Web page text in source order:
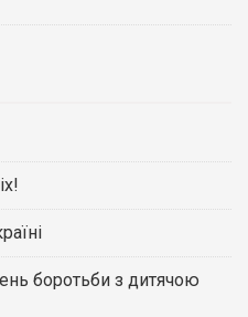
боротьби з дитячою